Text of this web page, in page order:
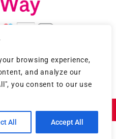
browsing experience,
and analyze our
you consent to our use
All Accept All
Records d.d.